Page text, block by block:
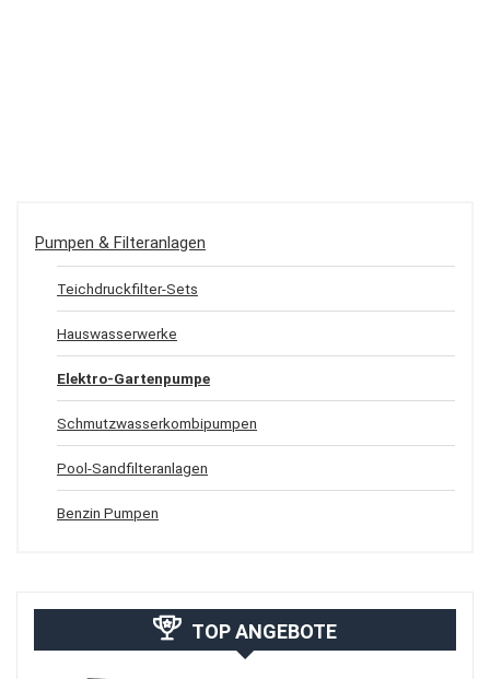
Pumpen & Filteranlagen
Teichdruckfilter-Sets
Hauswasserwerke
Elektro-Gartenpumpe
Schmutzwasserkombipumpen
Pool-Sandfilteranlagen
Benzin Pumpen
TOP ANGEBOTE